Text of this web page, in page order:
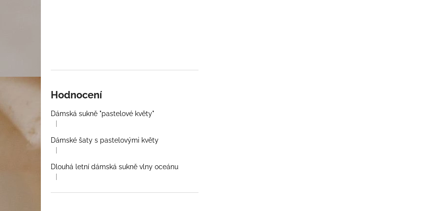
Hodnocení
Dámská sukně "pastelové květy"
Hodnocení produktu je 5 z 5 hvězdiček.
Dámské šaty s pastelovými květy
Hodnocení produktu je 5 z 5 hvězdiček.
Dlouhá letní dámská sukně vlny oceánu
Hodnocení produktu je 5 z 5 hvězdiček.